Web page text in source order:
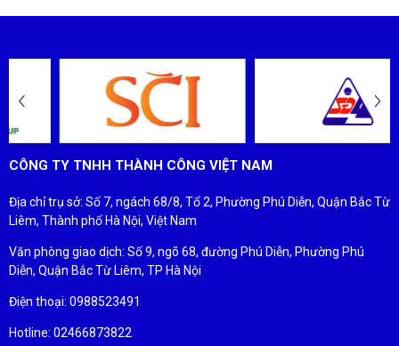
CÔNG TY TNHH THÀNH CÔNG VIỆT NAM
Địa chỉ trụ sở: Số 7, ngách 68/8, Tổ 2, Phường Phú Diễn, Quận Bắc Từ
Liêm, Thành phố Hà Nội, Việt Nam
Văn phòng giao dịch: Số 9, ngõ 68, đường Phú Diễn, Phường Phú
Diễn, Quận Bắc Từ Liêm, TP Hà Nội
Điện thoại: 0988523491
Hotline: 02466873822